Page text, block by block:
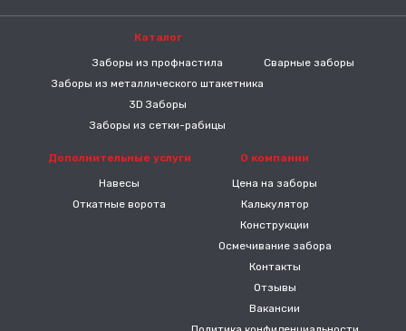
Каталог
Заборы из профнастила
Заборы из металлического штакетника
3D Заборы
Заборы из сетки-рабицы
Сварные заборы
Дополнительные услуги
Навесы
Откатные ворота
О компании
Цена на заборы
Калькулятор
Конструкции
Осмечивание забора
Контакты
Отзывы
Вакансии